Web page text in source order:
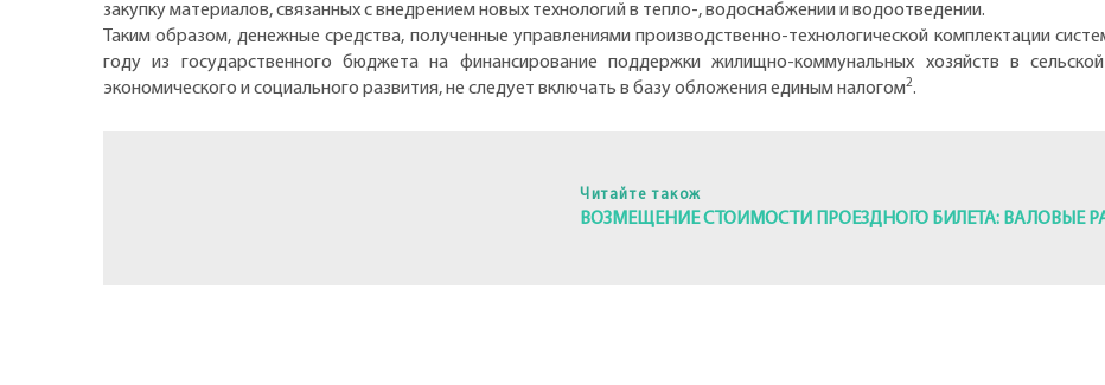
закупку материалов, связанных с внедрением новых технологий в тепло-, водоснабжении и водоотведении.
Таким образом, денежные средства, полученные управлениями производственно-технологической комплектации
году из государственного бюджета на финансирование поддержки жилищно-коммунальных хозяйств в
экономического и социального развития, не следует включать в базу обложения единым налогом2.
Читайте також
ВОЗМЕЩЕНИЕ СТОИМОСТИ ПРОЕЗДНОГО БИЛЕТА: ВАЛОВЫЕ